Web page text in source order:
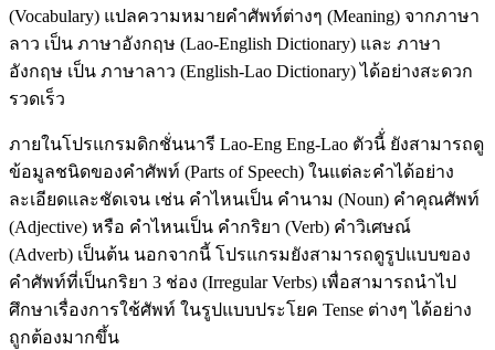
(Vocabulary) แปลความหมายคำศัพท์ต่างๆ (Meaning) จากภาษา
ลาว เป็น ภาษาอังกฤษ (Lao-English Dictionary) และ ภาษา
อังกฤษ เป็น ภาษาลาว (English-Lao Dictionary) ได้อย่างสะดวก
รวดเร็ว
ภายในโปรแกรมดิกชั่นนารี Lao-Eng Eng-Lao ตัวนี้่ ยังสามารถดู
ข้อมูลชนิดของคำศัพท์ (Parts of Speech) ในแต่ละคำได้อย่าง
ละเอียดและชัดเจน เช่น คำไหนเป็น คำนาม (Noun) คำคุณศัพท์
(Adjective) หรือ คำไหนเป็น คำกริยา (Verb) คำวิเศษณ์
(Adverb) เป็นต้น นอกจากนี้ โปรแกรมยังสามารถดูรูปแบบของ
คำศัพท์ที่เป็นกริยา 3 ช่อง (Irregular Verbs) เพื่อสามารถนำไป
ศึกษาเรื่องการใช้ศัพท์ ในรูปแบบประโยค Tense ต่างๆ ได้อย่าง
ถูกต้องมากขึ้น